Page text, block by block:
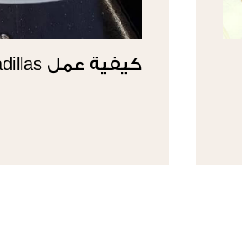
كيفية عمل Chicken Quesadillas